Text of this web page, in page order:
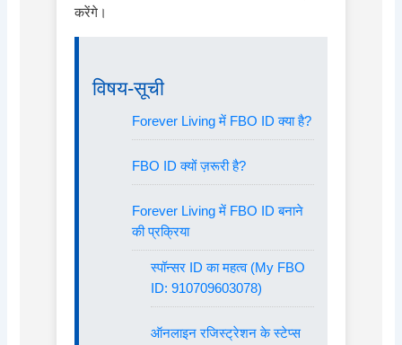
करेंगे।
विषय-सूची
Forever Living में FBO ID क्या है?
FBO ID क्यों ज़रूरी है?
Forever Living में FBO ID बनाने
की प्रक्रिया
स्पॉन्सर ID का महत्व (My FBO
ID: 910709603078)
ऑनलाइन रजिस्ट्रेशन के स्टेप्स